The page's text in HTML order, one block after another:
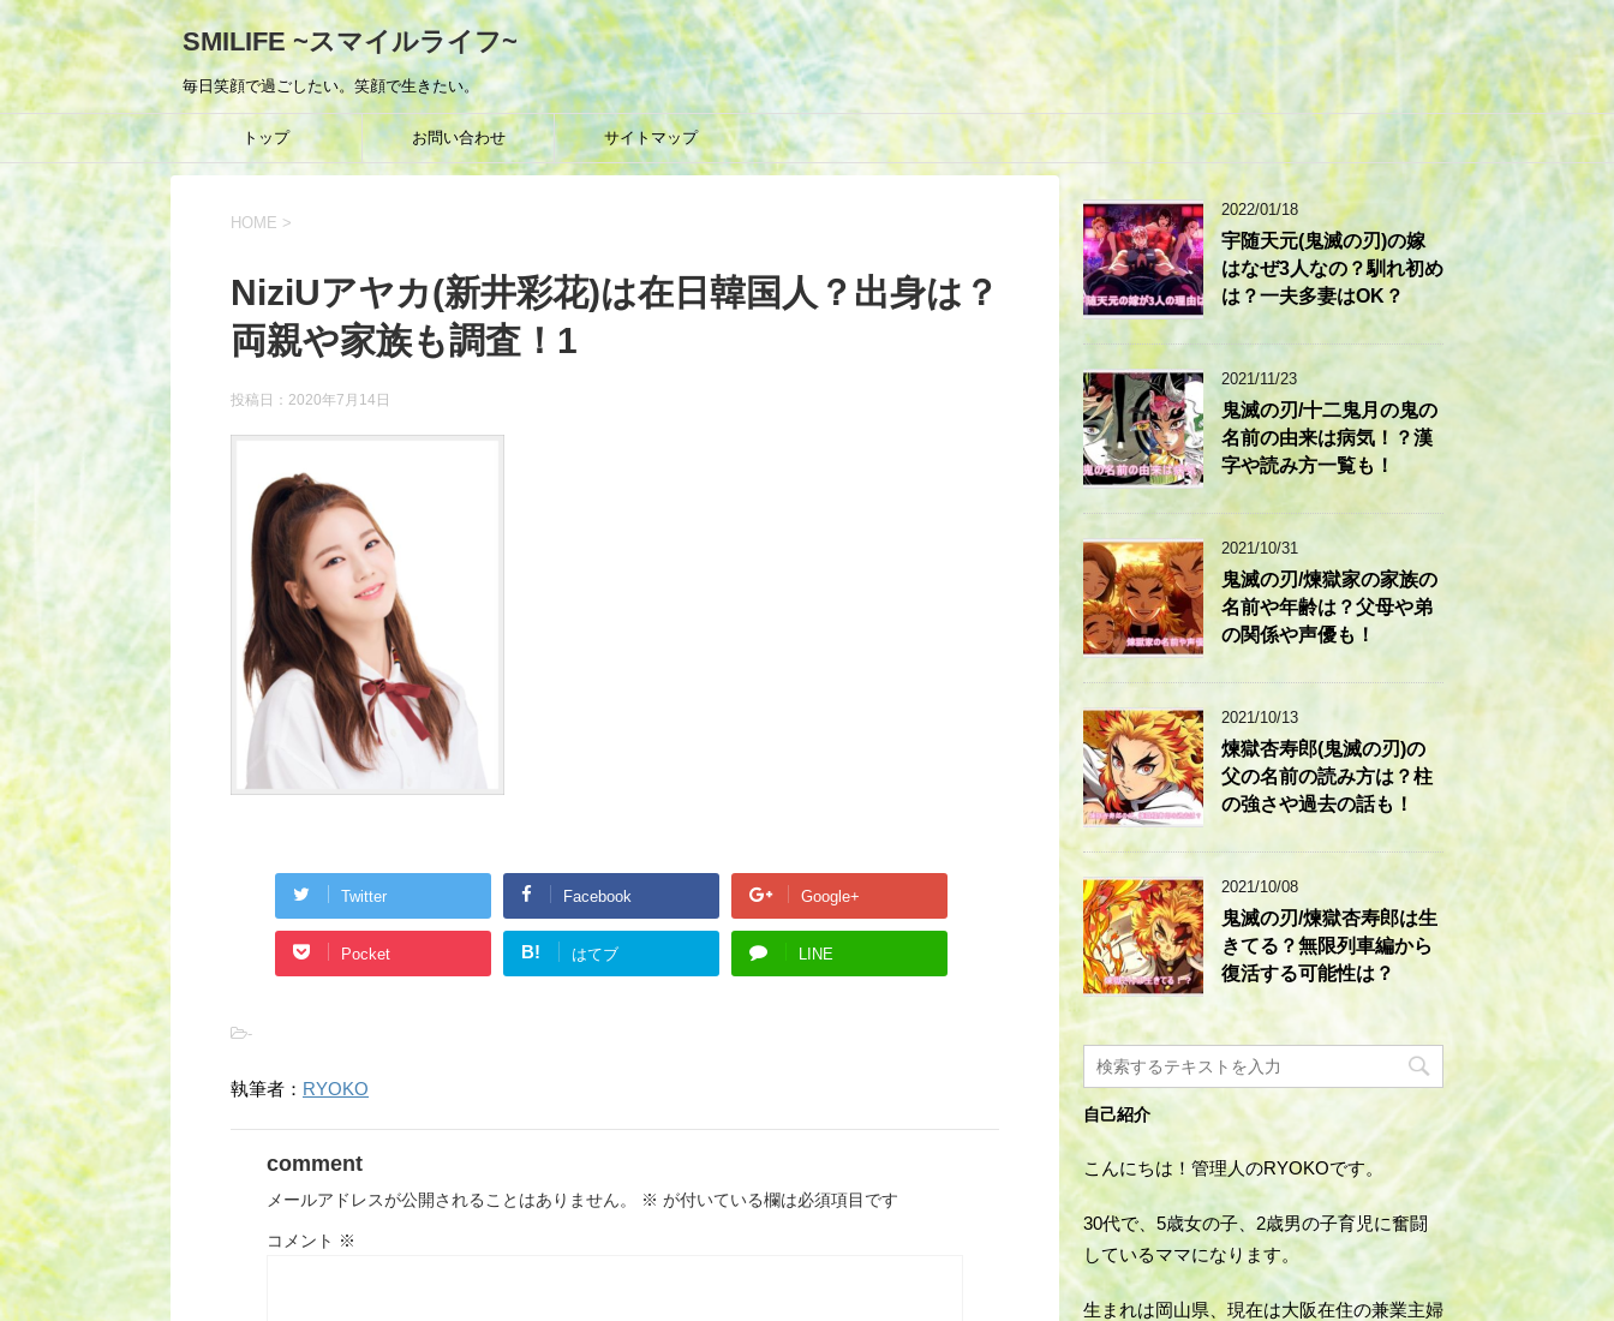
SMILIFE ~スマイルライフ~
毎日笑顔で過ごしたい。笑顔で生きたい。
トップ お問い合わせ サイトマップ
HOME >
NiziUアヤカ(新井彩花)は在日韓国人？出身は？
両親や家族も調査！1
投稿日： 2020年7月14日
Twitter Facebook Google+
Pocket B! はてブ LINE
-
執筆者： RYOKO
comment
メールアドレスが公開されることはありません。 ※ が付いている欄は必須項目です
コメント ※
2022/01/18
宇随天元(鬼滅の刃)の嫁
はなぜ3人なの？馴れ初め
は？一夫多妻はOK？
2021/11/23
鬼滅の刃/十二鬼月の鬼の
名前の由来は病気！？漢
字や読み方一覧も！
2021/10/31
鬼滅の刃/煉獄家の家族の
名前や年齢は？父母や弟
の関係や声優も！
2021/10/13
煉獄杏寿郎(鬼滅の刃)の
父の名前の読み方は？柱
の強さや過去の話も！
2021/10/08
鬼滅の刃/煉獄杏寿郎は生
きてる？無限列車編から
復活する可能性は？
自己紹介
こんにちは！管理人のRYOKOです。
30代で、5歳女の子、2歳男の子育児に奮闘
しているママになります。
生まれは岡山県、現在は大阪在住の兼業主婦